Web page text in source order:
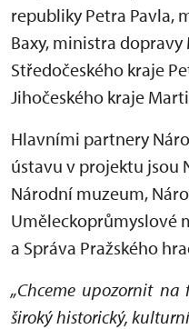
republiky Petra Pavla,
Baxy, ministra
Středočeského kraje
Jihočeského kraje
Hlavními partnery
ústavu v projektu jsou
Národní muzeum,
Uměleckoprůmyslové
a Správa Pražského
„Chceme upozornit
široký historický,